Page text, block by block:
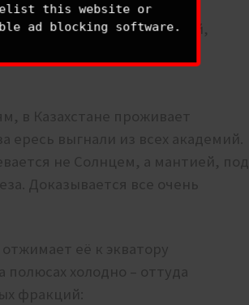
this website or
ad blocking software.
климатической проблемой,
поскольку эти теории
в Казахстане проживает
ересь выгнали из всех академий.
не Солнцем, а мантией, под
Доказывается все очень
её к экватору
холодно – оттуда
фракций: